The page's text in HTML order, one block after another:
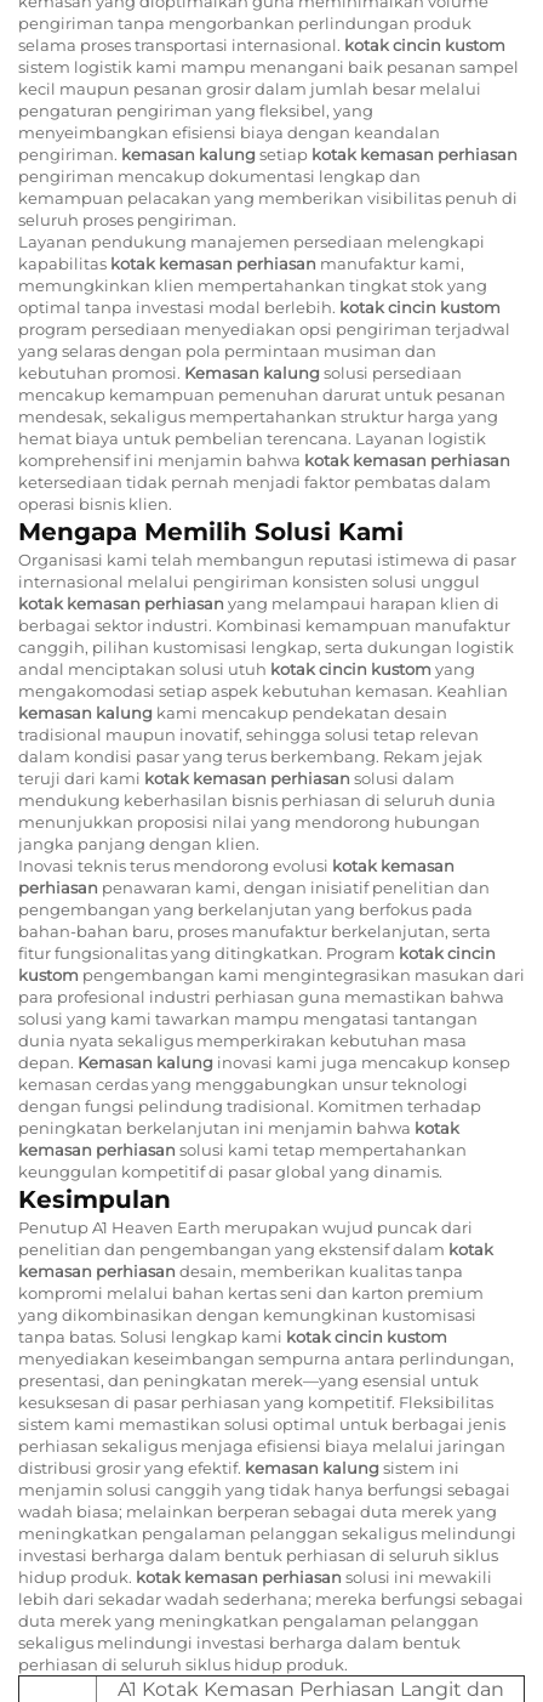
pengiriman tanpa mengorbankan perlindungan produk
selama proses transportasi internasional. kotak cincin kustom
sistem logistik kami mampu menangani baik pesanan sampel
kecil maupun pesanan grosir dalam jumlah besar melalui
pengaturan pengiriman yang fleksibel, yang
menyeimbangkan efisiensi biaya dengan keandalan
pengiriman. kemasan kalungsetiap kotak kemasan perhiasan
pengiriman mencakup dokumentasi lengkap dan
kemampuan pelacakan yang memberikan visibilitas penuh di
seluruh proses pengiriman.
Layanan pendukung manajemen persediaan melengkapi
kapabilitas kotak kemasan perhiasan manufaktur kami,
memungkinkan klien mempertahankan tingkat stok yang
optimal tanpa investasi modal berlebih. kotak cincin kustom
program persediaan menyediakan opsi pengiriman terjadwal
yang selaras dengan pola permintaan musiman dan
kebutuhan promosi. Kemasan kalungsolusi persediaan
mencakup kemampuan pemenuhan darurat untuk pesanan
mendesak, sekaligus mempertahankan struktur harga yang
hemat biaya untuk pembelian terencana. Layanan logistik
komprehensif ini menjamin bahwa kotak kemasan perhiasan
ketersediaan tidak pernah menjadi faktor pembatas dalam
operasi bisnis klien.
Mengapa Memilih Solusi Kami
Organisasi kami telah membangun reputasi istimewa di pasar
internasional melalui pengiriman konsisten solusi unggul
kotak kemasan perhiasan yang melampaui harapan klien di
berbagai sektor industri. Kombinasi kemampuan manufaktur
canggih, pilihan kustomisasi lengkap, serta dukungan logistik
andal menciptakan solusi utuh kotak cincin kustom yang
mengakomodasi setiap aspek kebutuhan kemasan. Keahlian
kemasan kalung kami mencakup pendekatan desain
tradisional maupun inovatif, sehingga solusi tetap relevan
dalam kondisi pasar yang terus berkembang. Rekam jejak
teruji dari kami kotak kemasan perhiasan solusi dalam
mendukung keberhasilan bisnis perhiasan di seluruh dunia
menunjukkan proposisi nilai yang mendorong hubungan
jangka panjang dengan klien.
Inovasi teknis terus mendorong evolusi kotak kemasan
perhiasan penawaran kami, dengan inisiatif penelitian dan
pengembangan yang berkelanjutan yang berfokus pada
bahan-bahan baru, proses manufaktur berkelanjutan, serta
fitur fungsionalitas yang ditingkatkan. Program kotak cincin
kustom pengembangan kami mengintegrasikan masukan dari
para profesional industri perhiasan guna memastikan bahwa
solusi yang kami tawarkan mampu mengatasi tantangan
dunia nyata sekaligus memperkirakan kebutuhan masa
depan. Kemasan kalung inovasi kami juga mencakup konsep
kemasan cerdas yang menggabungkan unsur teknologi
dengan fungsi pelindung tradisional. Komitmen terhadap
peningkatan berkelanjutan ini menjamin bahwa kotak
kemasan perhiasan solusi kami tetap mempertahankan
keunggulan kompetitif di pasar global yang dinamis.
Kesimpulan
Penutup A1 Heaven Earth merupakan wujud puncak dari
penelitian dan pengembangan yang ekstensif dalam kotak
kemasan perhiasan desain, memberikan kualitas tanpa
kompromi melalui bahan kertas seni dan karton premium
yang dikombinasikan dengan kemungkinan kustomisasi
tanpa batas. Solusi lengkap kami kotak cincin kustom
menyediakan keseimbangan sempurna antara perlindungan,
presentasi, dan peningkatan merek—yang esensial untuk
kesuksesan di pasar perhiasan yang kompetitif. Fleksibilitas
sistem kami memastikan solusi optimal untuk berbagai jenis
perhiasan sekaligus menjaga efisiensi biaya melalui jaringan
distribusi grosir yang efektif. kemasan kalungsistem ini
menjamin solusi canggih yang tidak hanya berfungsi sebagai
wadah biasa; melainkan berperan sebagai duta merek yang
meningkatkan pengalaman pelanggan sekaligus melindungi
investasi berharga dalam bentuk perhiasan di seluruh siklus
hidup produk. kotak kemasan perhiasan solusi ini mewakili
lebih dari sekadar wadah sederhana; mereka berfungsi sebagai
duta merek yang meningkatkan pengalaman pelanggan
sekaligus melindungi investasi berharga dalam bentuk
perhiasan di seluruh siklus hidup produk.
A1 Kotak Kemasan Perhiasan Langit dan